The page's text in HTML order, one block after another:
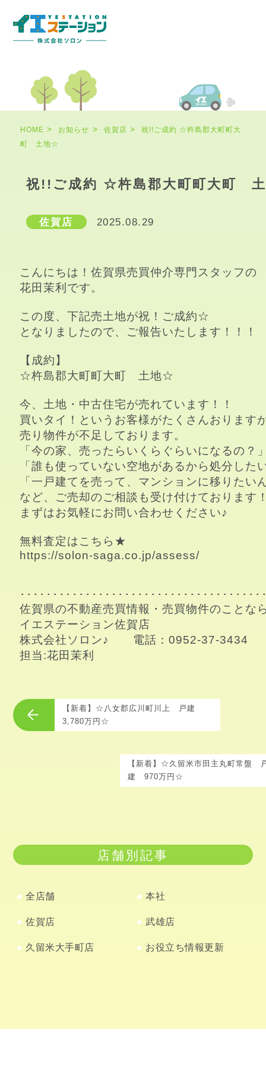
HOME お知らせ 佐賀店
祝!!ご成約 ☆杵島郡大町町大
町 土地☆
祝!!ご成約 ☆杵島郡大町町大町
佐賀店 2025.08.29
こんにちは！佐賀県売買仲介専門スタッフの
花田茉利です。
この度、下記売土地が祝！ご成約☆
となりましたので、ご報告いたします！！！
【成約】
☆杵島郡大町町大町　土地☆
今、土地・中古住宅が売れています！！
買いタイ！というお客様がたくさんおります
売り物件が不足しております。
「今の家、売ったらいくらぐらいになるの？
「誰も使っていない空地があるから処分した
「一戸建てを売って、マンションに移りたい
など、ご売却のご相談も受け付けております
まずはお気軽にお問い合わせください♪
https://solon-saga.co.jp/assess/
･････････････････････････････････････
佐賀県の不動産売買情報・売買物件のことな
イエステーション佐賀店
株式会社ソロン♪　　電話：0952-37-3434
担当:花田茉利
【新着】☆八女郡広川町川上 戸建
3,780万円☆
【新着】☆久留米市田主丸町常盤
建 970万円☆
店舗別記事
全店舗 本社
佐賀店 武雄店
久留米大手町店 お役立ち情報更新